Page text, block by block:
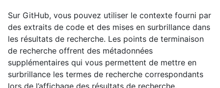
Sur GitHub, vous pouvez utiliser le contexte fourni par
des extraits de code et des mises en surbrillance dans
les résultats de recherche. Les points de terminaison
de recherche offrent des métadonnées
supplémentaires qui vous permettent de mettre en
surbrillance les termes de recherche correspondants